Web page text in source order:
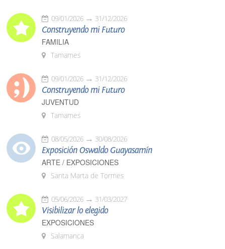
09/01/2026 31/12/2026
Construyendo mi Futuro
FAMILIA
Tamames
09/01/2026 31/12/2026
Construyendo mi Futuro
JUVENTUD
Tamames
08/05/2026 30/08/2026
Exposición Oswaldo Guayasamín
ARTE / EXPOSICIONES
Santa Marta de Tormes
05/06/2026 31/03/2027
Visibilizar lo elegido
EXPOSICIONES
Salamanca